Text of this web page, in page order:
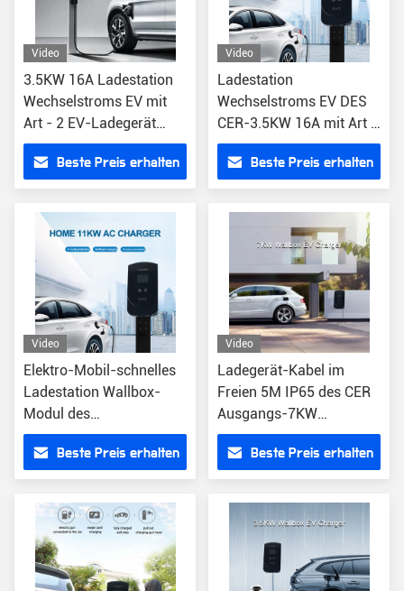
Video
3.5KW 16A Ladestation
Wechselstroms EV mit
Art - 2 EV-Ladegerät
GB/T 20234-2
Beste Preis erhalten
Video
Ladestation
Wechselstroms EV DES
CER-3.5KW 16A mit Art -
2 EV-Ladegerät OCPP1.6
Beste Preis erhalten
Video
Elektro-Mobil-schnelles
Ladestation Wallbox-
Modul des
Ausgangs11kw der
Aufladung
Beste Preis erhalten
Video
Ladegerät-Kabel im
Freien 5M IP65 des CER
Ausgangs-7KW
Wechselstrom-Wand-
Kasten-EV Iec 61851
Beste Preis erhalten